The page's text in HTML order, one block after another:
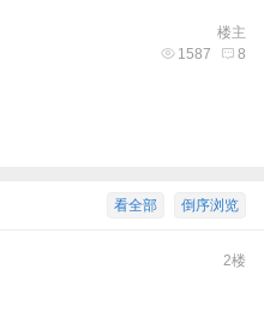
楼主
1587 8
倒序浏览
看全部
2楼